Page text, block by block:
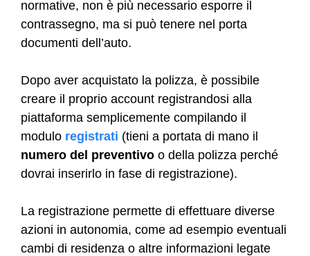
normative, non è più necessario esporre il
contrassegno, ma si può tenere nel porta
documenti dell’auto.
Dopo aver acquistato la polizza, è possibile
creare il proprio account registrandosi alla
piattaforma semplicemente compilando il
modulo registrati (tieni a portata di mano il
numero del preventivo o della polizza perché
dovrai inserirlo in fase di registrazione).
La registrazione permette di effettuare diverse
azioni in autonomia, come ad esempio eventuali
cambi di residenza o altre informazioni legate